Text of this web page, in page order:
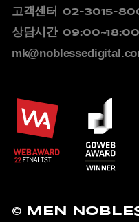
고객센터 02-3015-
상담시간 09:00~18:00
© MEN